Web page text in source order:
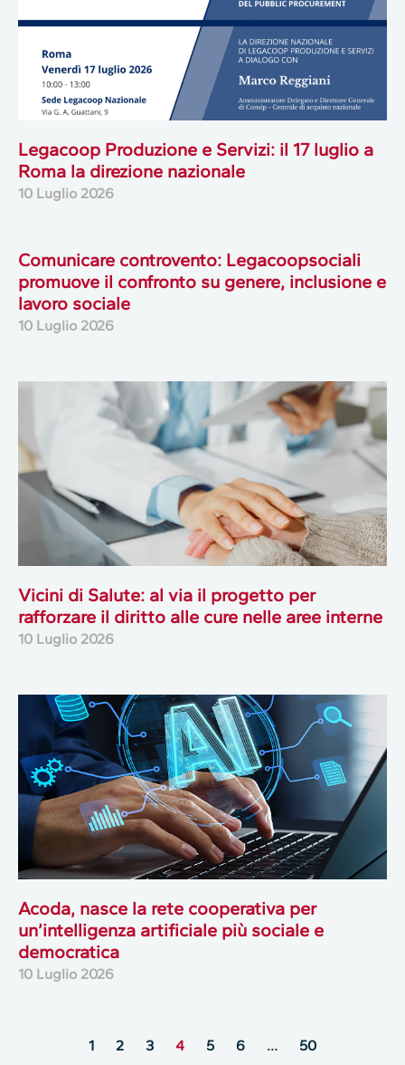
Legacoop Produzione e Servizi: il 17 luglio a
Roma la direzione nazionale
10 Luglio 2026
Comunicare controvento: Legacoopsociali
promuove il confronto su genere, inclusione e
lavoro sociale
10 Luglio 2026
Vicini di Salute: al via il progetto per
rafforzare il diritto alle cure nelle aree interne
10 Luglio 2026
Acoda, nasce la rete cooperativa per
un’intelligenza artificiale più sociale e
democratica
10 Luglio 2026
1 2 3 4 5 6 … 50